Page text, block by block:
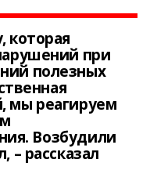
которая
при
полезных
мы реагируем
Возбудили
– рассказал